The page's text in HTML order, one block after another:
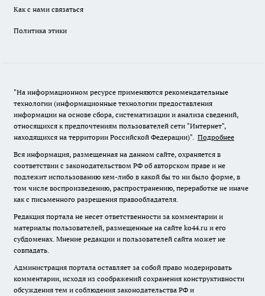
Как с нами связаться
Политика этики
"На информационном ресурсе применяются рекомендательные
технологии (информационные технологии предоставления
информации на основе сбора, систематизации и анализа сведений,
относящихся к предпочтениям пользователей сети "Интернет",
находящихся на территории Российской Федерации)". Подробнее
Вся информация, размещенная на данном сайте, охраняется в
соответствии с законодательством РФ об авторском праве и не
подлежит использованию кем-либо в какой бы то ни было форме, в
том числе воспроизведению, распространению, переработке не иначе
как с письменного разрешения правообладателя.
Редакция портала не несет ответственности за комментарии и
материалы пользователей, размещенные на сайте ko44.ru и его
субдоменах. Мнение редакции и пользователей сайта может не
совпадать.
Администрация портала оставляет за собой право модерировать
комментарии, исходя из соображений сохранения конструктивности
обсуждения тем и соблюдения законодательства РФ и